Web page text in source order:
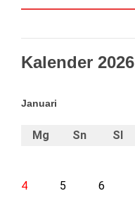
Kalender 2026
Januari
Mg Sn Sl
4
5 6